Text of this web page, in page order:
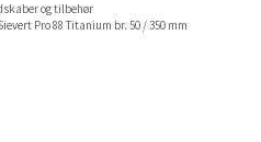
og tilbehør
Pro 88 Titanium br. 50 / 350 mm